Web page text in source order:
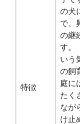
特徴
の犬
で、
の継
す。
いう
の飼
庭に
たく
なが
け止